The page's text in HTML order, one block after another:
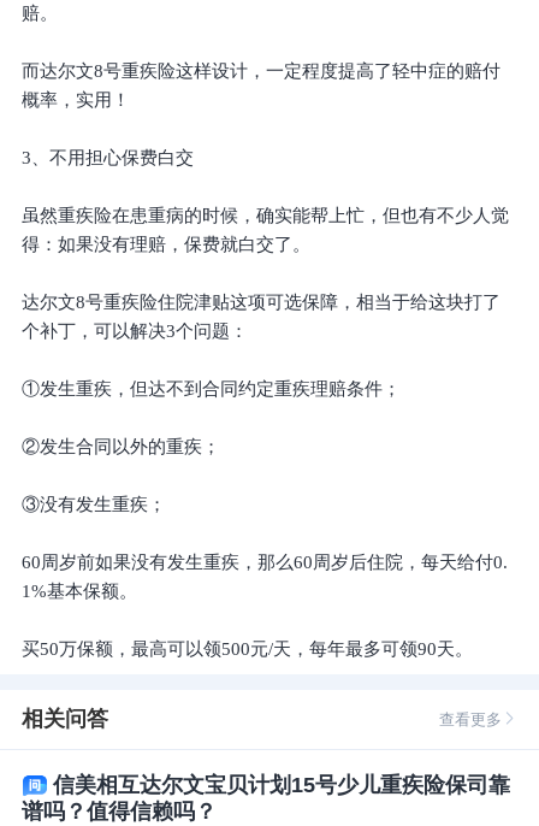
赔。
而达尔文8号重疾险这样设计，一定程度提高了轻中症的赔付
概率，实用！
3、不用担心保费白交
虽然重疾险在患重病的时候，确实能帮上忙，但也有不少人觉
得：如果没有理赔，保费就白交了。
达尔文8号重疾险住院津贴这项可选保障，相当于给这块打了
个补丁，可以解决3个问题：
①发生重疾，但达不到合同约定重疾理赔条件；
②发生合同以外的重疾；
③没有发生重疾；
60周岁前如果没有发生重疾，那么60周岁后住院，每天给付0.
1%基本保额。
买50万保额，最高可以领500元/天，每年最多可领90天。
相关问答 查看更多
信美相互达尔文宝贝计划15号少儿重疾险保司靠
谱吗？值得信赖吗？